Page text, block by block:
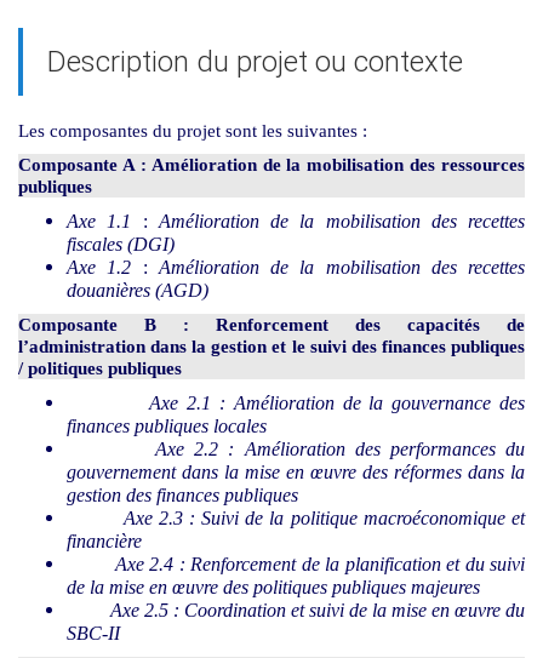
Description du projet ou contexte
Les composantes du projet sont les suivantes :
Composante A : Amélioration de la mobilisation des ressources
publiques
Axe 1.1
: Amélioration de la mobilisation des recettes
fiscales (DGI)
Axe 1.2 : Amélioration de la mobilisation des recettes
douanières (AGD)
Composante B : Renforcement des capacités de
l’administration dans la gestion et le suivi des finances publiques
/ politiques publiques
Axe 2.1 : Amélioration de la gouvernance des
finances publiques locales
Axe 2.2 : Amélioration des performances du
gouvernement dans la mise en œuvre des réformes dans la
gestion des finances publiques
Axe 2.3 : Suivi de la politique macroéconomique et
financière
Axe 2.4 : Renforcement de la planification et du suivi
de la mise en œuvre des politiques publiques majeures
Axe 2.5 : Coordination et suivi de la mise en œuvre du
SBC-II